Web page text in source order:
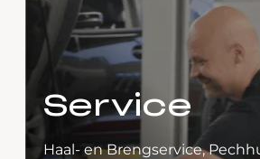
Service
Haal- en Brengservice,